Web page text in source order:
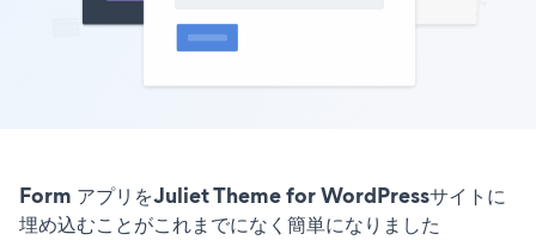
Form アプリをJuliet Theme for WordPressサイトに
埋め込むことがこれまでになく簡単になりました